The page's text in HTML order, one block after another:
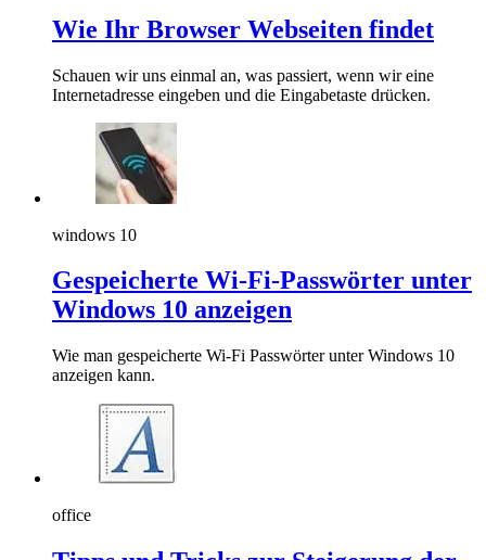
Wie Ihr Browser Webseiten findet
Schauen wir uns einmal an, was passiert, wenn wir eine
Internetadresse eingeben und die Eingabetaste drücken.
windows 10
Gespeicherte Wi-Fi-Passwörter unter
Windows 10 anzeigen
Wie man gespeicherte Wi-Fi Passwörter unter Windows 10
anzeigen kann.
office